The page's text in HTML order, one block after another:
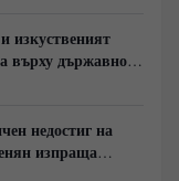
изкуственият
върху държавното
недостиг на
изпраща
технологии